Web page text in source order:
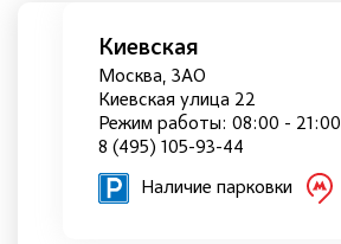
Киевская
Москва, ЗАО
Киевская улица 22
Режим работы: 08:00 - 21:00
8 (495) 105-93-44
Наличие парковки